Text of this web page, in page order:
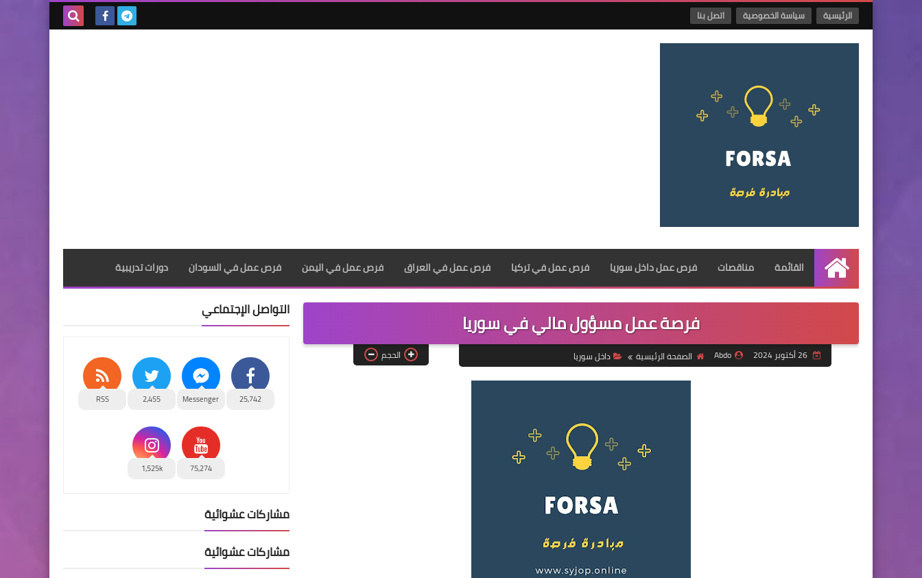
الرئيسية سياسة الخصوصية اتصل بنا
الرئيسية
القائمة مناقصات فرص عمل داخل سوريا فرص عمل في تركيا فرص عمل في العراق فرص عمل في اليمن فرص عمل في السودان دورات تدريبية
فرصة عمل مسؤول مالي في سوريا
26 أكتوبر 2024 Abdo الصفحة الرئيسية داخل سوريا الحجم
التواصل الإجتماعي
25,742
Messenger
2,455
RSS
75,274
1,525k
مشاركات عشوائية
مشاركات عشوائية